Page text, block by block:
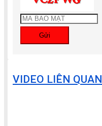
Gửi
VIDEO LIÊN QUAN